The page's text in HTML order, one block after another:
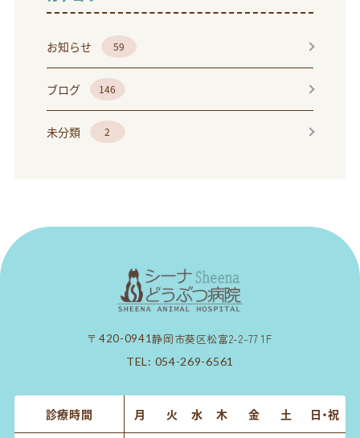
お知らせ 59
ブログ 146
未分類 2
〒420-0941静岡市葵区松富2-2-77 1F
TEL: 054-269-6561
診療時間 月 火 水 木 金 土 日・祝